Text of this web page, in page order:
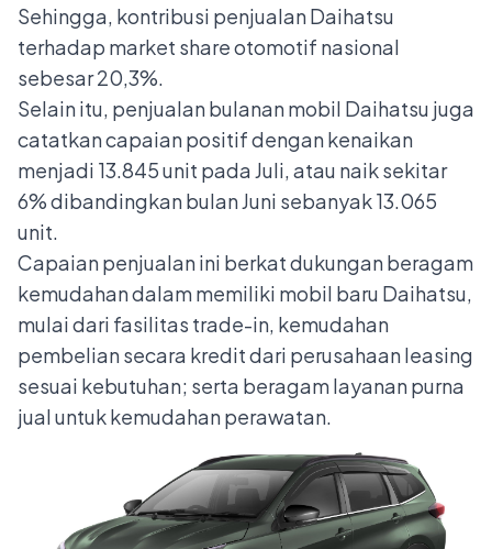
Sehingga, kontribusi penjualan Daihatsu
terhadap market share otomotif nasional
sebesar 20,3%.
Selain itu, penjualan bulanan mobil Daihatsu juga
catatkan capaian positif dengan kenaikan
menjadi 13.845 unit pada Juli, atau naik sekitar
6% dibandingkan bulan Juni sebanyak 13.065
unit.
Capaian penjualan ini berkat dukungan beragam
kemudahan dalam memiliki mobil baru Daihatsu,
mulai dari fasilitas trade-in, kemudahan
pembelian secara kredit dari perusahaan leasing
sesuai kebutuhan; serta beragam layanan purna
jual untuk kemudahan perawatan.